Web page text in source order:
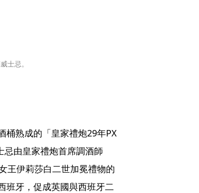
士忌。
桶熟成的「皇家禮炮29年PX
由皇家禮炮首席調酒師
王伊莉莎白二世加冕禮物的
班牙，促成英國與西班牙二